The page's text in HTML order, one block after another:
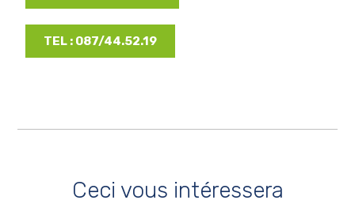
TEL : 087/44.52.19
Ceci vous intéressera